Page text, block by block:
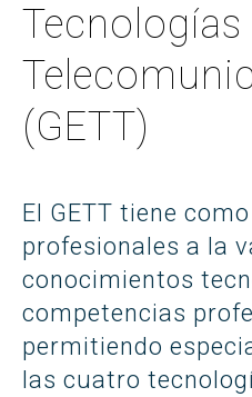
Tecnologías
(GETT)
El GETT tiene
profesionales a la
conocimientos
competencias
permitiendo
las cuatro